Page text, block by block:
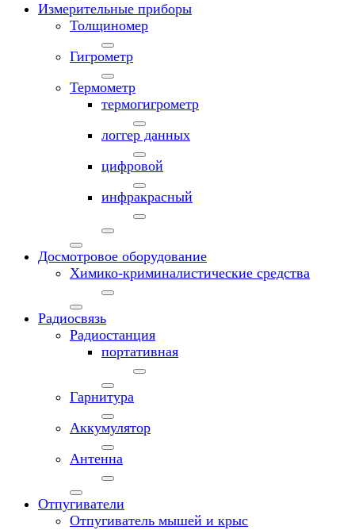
Измерительные приборы
Толщиномер
Гигрометр
Термометр
термогигрометр
логгер данных
цифровой
инфракрасный
Досмотровое оборудование
Химико-криминалистические средства
Радиосвязь
Радиостанция
портативная
Гарнитура
Аккумулятор
Антенна
Отпугиватели
Отпугиватель мышей и крыс